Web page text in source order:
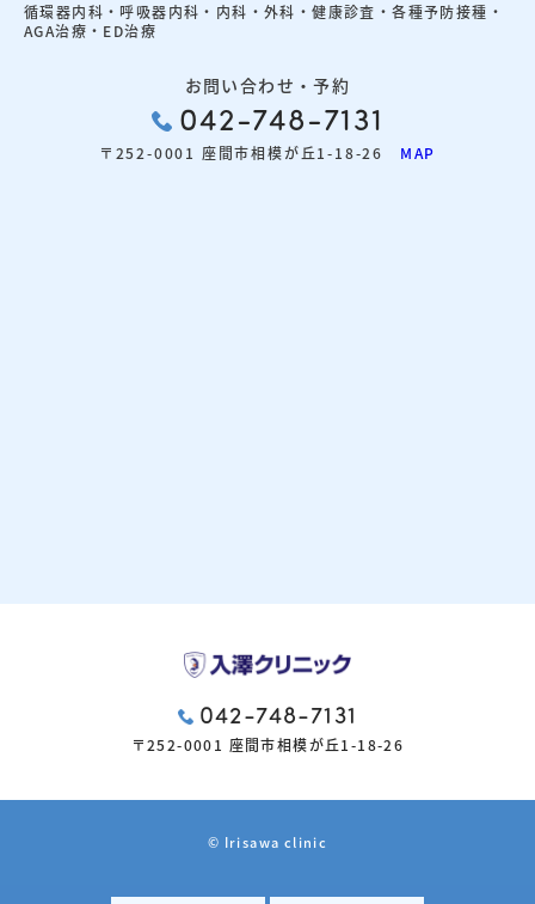
循環器内科・呼吸器内科・内科・外科・健康診査・各種予防接種・
AGA治療・ED治療
お問い合わせ・予約
042-748-7131
〒252-0001 座間市相模が丘1-18-26 MAP
042-748-7131
〒252-0001 座間市相模が丘1-18-26
© Irisawa clinic